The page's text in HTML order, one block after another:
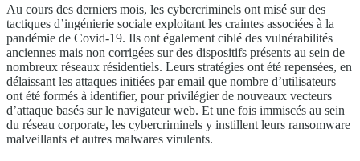
Au cours des derniers mois, les cybercriminels ont misé sur des
tactiques d’ingénierie sociale exploitant les craintes associées à la
pandémie de Covid-19. Ils ont également ciblé des vulnérabilités
anciennes mais non corrigées sur des dispositifs présents au sein de
nombreux réseaux résidentiels. Leurs stratégies ont été repensées, en
délaissant les attaques initiées par email que nombre d’utilisateurs
ont été formés à identifier, pour privilégier de nouveaux vecteurs
d’attaque basés sur le navigateur web. Et une fois immiscés au sein
du réseau corporate, les cybercriminels y instillent leurs ransomware
malveillants et autres malwares virulents.